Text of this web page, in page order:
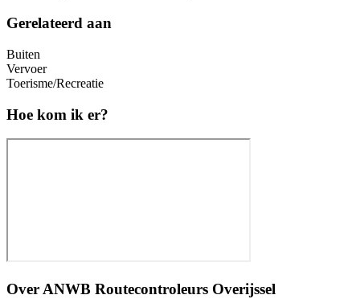
Gerelateerd aan
Buiten
Vervoer
Toerisme/Recreatie
Hoe kom ik er?
Over ANWB Routecontroleurs Overijssel